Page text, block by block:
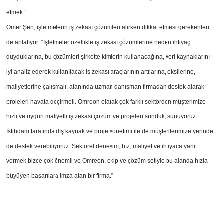
etmek.”
Ömer Şen, işletmelerin iş zekası çözümleri alırken dikkat etmesi gerekenleri
de anlatıyor: “İşletmeler özellikle iş zekası çözümlerine neden ihtiyaç
duyduklarına, bu çözümleri şirkette kimlerin kullanacağına, veri kaynaklarını
iyi analiz ederek kullanılacak iş zekası araçlarının artılarına, eksilerine,
maliyetlerine çalışmalı, alanında uzman danışman firmadan destek alarak
projeleri hayata geçirmeli. Omreon olarak çok farklı sektörden müşterimize
hızlı ve uygun maliyetli iş zekası çözüm ve projeleri sunduk, sunuyoruz.
İstihdam tarafında dış kaynak ve proje yönetimi ile de müşterilerimize yerinde
de destek verebiliyoruz. Sektörel deneyim, hız, maliyet ve ihtiyaca yanıt
vermek bizce çok önemli ve Omreon, ekip ve çözüm setiyle bu alanda hızla
büyüyen başarılara imza atan bir firma.”